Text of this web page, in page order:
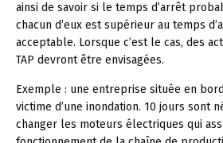
ainsi de savoir si le temps d’arrêt
chacun d’eux est supérieur au temps
acceptable. Lorsque c’est le cas, des
TAP devront être envisagées.
Exemple : une entreprise située en
victime d’une inondation. 10 jours sont
changer les moteurs électriques qui